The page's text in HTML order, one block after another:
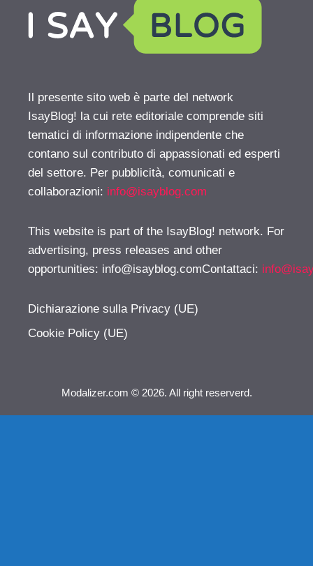
Il presente sito web è parte del network
IsayBlog! la cui rete editoriale comprende siti
tematici di informazione indipendente che
contano sul contributo di appassionati ed esperti
del settore. Per pubblicità, comunicati e
collaborazioni: info@isayblog.com
This website is part of the IsayBlog! network. For
advertising, press releases and other
opportunities: info@isayblog.comContattaci:
Dichiarazione sulla Privacy (UE)
Cookie Policy (UE)
Modalizer.com © 2026. All right reserverd.